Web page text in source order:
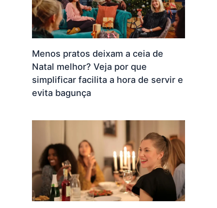
Menos pratos deixam a ceia de
Natal melhor? Veja por que
simplificar facilita a hora de servir e
evita bagunça